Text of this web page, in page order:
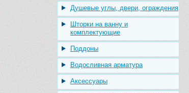
Душевые углы, двери, ограждения
Шторки на ванну и
комплектующие
Поддоны
Водосливная арматура
Аксессуары